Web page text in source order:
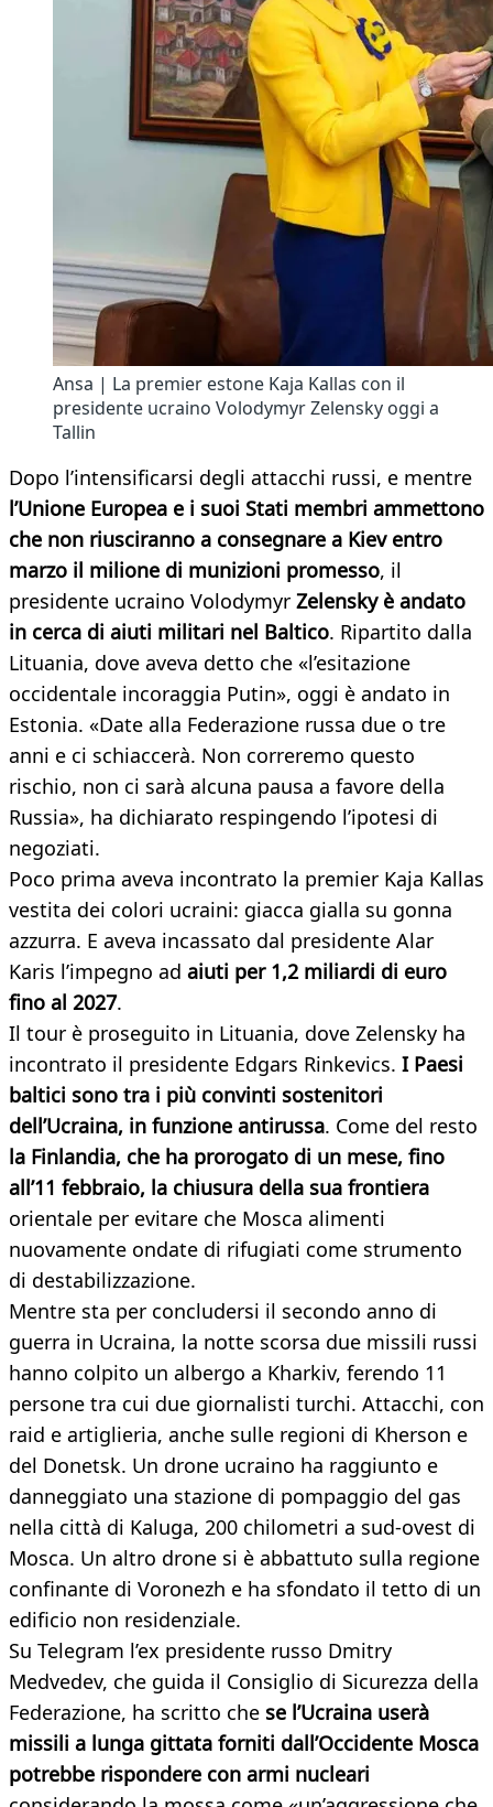
Ansa | La premier estone Kaja Kallas con il
presidente ucraino Volodymyr Zelensky oggi a
Tallin
Dopo l’intensificarsi degli attacchi russi, e mentre
l’Unione Europea e i suoi Stati membri ammettono
che non riusciranno a consegnare a Kiev entro
marzo il milione di munizioni promesso, il
presidente ucraino Volodymyr Zelensky è andato
in cerca di aiuti militari nel Baltico. Ripartito dalla
Lituania, dove aveva detto che «l’esitazione
occidentale incoraggia Putin», oggi è andato in
Estonia. «Date alla Federazione russa due o tre
anni e ci schiaccerà. Non correremo questo
rischio, non ci sarà alcuna pausa a favore della
Russia», ha dichiarato respingendo l’ipotesi di
negoziati.
Poco prima aveva incontrato la premier Kaja Kallas
vestita dei colori ucraini: giacca gialla su gonna
azzurra. E aveva incassato dal presidente Alar
Karis l’impegno ad aiuti per 1,2 miliardi di euro
fino al 2027.
Il tour è proseguito in Lituania, dove Zelensky ha
incontrato il presidente Edgars Rinkevics. I Paesi
baltici sono tra i più convinti sostenitori
dell’Ucraina, in funzione antirussa. Come del resto
la Finlandia, che ha prorogato di un mese, fino
all’11 febbraio, la chiusura della sua frontiera
orientale per evitare che Mosca alimenti
nuovamente ondate di rifugiati come strumento
di destabilizzazione.
Mentre sta per concludersi il secondo anno di
guerra in Ucraina, la notte scorsa due missili russi
hanno colpito un albergo a Kharkiv, ferendo 11
persone tra cui due giornalisti turchi. Attacchi, con
raid e artiglieria, anche sulle regioni di Kherson e
del Donetsk. Un drone ucraino ha raggiunto e
danneggiato una stazione di pompaggio del gas
nella città di Kaluga, 200 chilometri a sud-ovest di
Mosca. Un altro drone si è abbattuto sulla regione
confinante di Voronezh e ha sfondato il tetto di un
edificio non residenziale.
Su Telegram l’ex presidente russo Dmitry
Medvedev, che guida il Consiglio di Sicurezza della
Federazione, ha scritto che se l’Ucraina userà
missili a lunga gittata forniti dall’Occidente Mosca
potrebbe rispondere con armi nucleari